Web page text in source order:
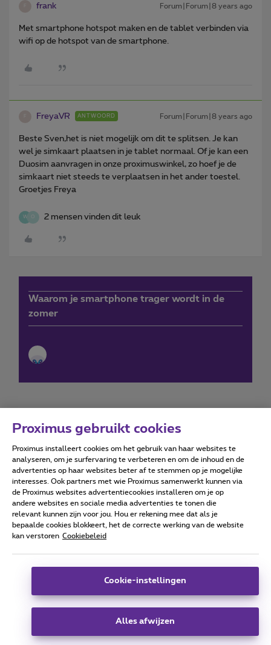
frank Forum|Forum|8 years ago
Met smartphone hotspot maken en de tablet verbinden via
wifi op de hotspot van de smartphone.
FreyaVR ANTWOORD Forum|Forum|8 years ago
Beste Sven,het is niet mogelijk om dit te splitsen. Je kan
wel je simkaart plaatsen in je tablet normaal. Of je kan een
Duosim aanvragen in onze proximuswinkel, zo hoef je de
simkaart niet steeds te verplaatsen in het ander toestel.
Groetjes Freya
W O 2 mensen vinden dit leuk
Waarom je smartphone trager wordt in de
zomer
Forumvoorwaarden Accessibility statement
Alle rechten voorbehouden. © Proximus
Algemene voorwaarden, consumenteninfo
Deze website is gecreëerd en wordt beheerd conform het
Koning Albert II-laan 27 - B-1030 Brussel.
Proximus gebruikt cookies
Proximus installeert cookies om het gebruik van haar websites te
analyseren, om je surfervaring te verbeteren en om de inhoud en de
advertenties op haar websites beter af te stemmen op je mogelijke
interesses. Ook partners met wie Proximus samenwerkt kunnen via
de Proximus websites advertentiecookies installeren om je op
andere websites en sociale media advertenties te tonen die
relevant kunnen zijn voor jou. Hou er rekening mee dat als je
bepaalde cookies blokkeert, het de correcte werking van de website
kan verstoren Cookiebeleid
Cookie-instellingen
Alles afwijzen